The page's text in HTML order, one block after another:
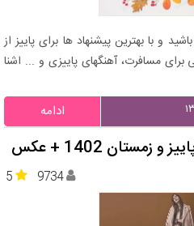
و با بهترین پیشنهاد ها برای پاییز از
مسافرت، آهنگهای پاییزی و ... اشنا
ادامه
1402 + عکس
5 9734